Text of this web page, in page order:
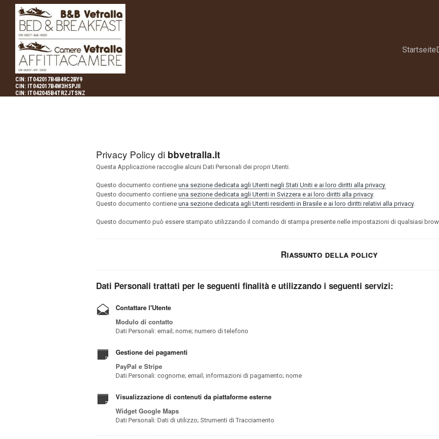
CIN: IT042017B4B49C2BY9
CIN: IT042017B4W3HSPJII
CIN: IT042045B4TRZJTSNZ
Startseite
Privacy Policy di bbvetralla.it
Questa Applicazione raccoglie alcuni Dati Personali dei propri Utenti.
Questo documento contiene una sezione dedicata agli Utenti negli Stati Uniti e ai loro diritti alla privacy.
Questo documento contiene una sezione dedicata agli Utenti in Svizzera e ai loro diritti alla privacy.
Questo documento contiene una sezione dedicata agli Utenti residenti in Brasile e ai loro diritti relativi alla privacy.
Questo documento può essere stampato utilizzando il comando di stampa presente nelle impostazioni di qualsiasi
Riassunto della policy
Dati Personali trattati per le seguenti finalità e utilizzando i seguenti servizi:
Contattare l'Utente
Modulo di contatto
Dati Personali: email; nome; numero di telefono
Gestione dei pagamenti
PayPal e Stripe
Dati Personali: cognome; email; informazioni di pagamento; nome
Visualizzazione di contenuti da piattaforme esterne
Widget Google Maps
Dati Personali: Dati di utilizzo; Strumenti di Tracciamento